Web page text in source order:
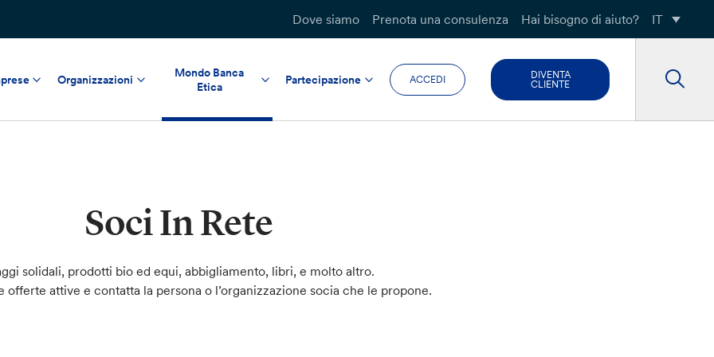
Dove siamo Prenota una consulenza Hai bisogno di aiuto? IT
Organizzazioni
Mondo Banca
Etica
Partecipazione ACCEDI
DIVENTA
CLIENTE
Soci In Rete
solidali, prodotti bio ed equi, abbigliamento, libri, e molto altro.
offerte attive e contatta la persona o l’organizzazione socia che le propone.